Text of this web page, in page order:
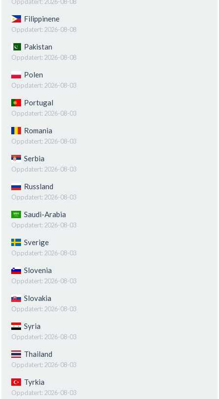
Filippinene
Oppdatert: 2026-08-08
Pakistan
Oppdatert: 2026-08-08
Polen
Oppdatert: 2026-08-03
Portugal
Oppdatert: 2026-08-03
Romania
Oppdatert: 2026-08-03
Serbia
Oppdatert: 2026-08-03
Russland
Oppdatert: 2026-08-03
Saudi-Arabia
Oppdatert: 2026-08-03
Sverige
Oppdatert: 2026-08-03
Slovenia
Oppdatert: 2026-08-03
Slovakia
Oppdatert: 2026-08-03
Syria
Oppdatert: 2026-08-03
Thailand
Oppdatert: 2026-08-03
Tyrkia
Oppdatert: 2026-08-03